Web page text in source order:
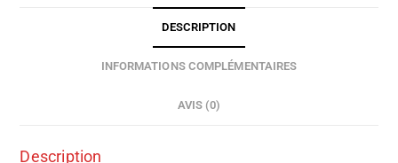
DESCRIPTION
INFORMATIONS COMPLÉMENTAIRES
AVIS (0)
Description